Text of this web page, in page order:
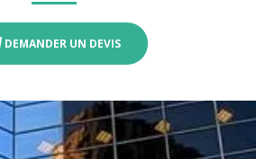
DEMANDER UN DEVIS